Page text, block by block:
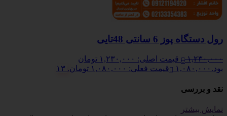
رول دستگاه پوز 6 سانتی 48تایی
۱,۲۳۰,۰۰۰
قیمت اصلی: ۱,۲۳۰,۰۰۰ تومان
بود. ۱,۰۸۰,۰۰۰ قیمت فعلی: ۱,۰۸۰,۰۰۰ تومان. ۱۳
نقد و بررسی
نمایش بیشتر